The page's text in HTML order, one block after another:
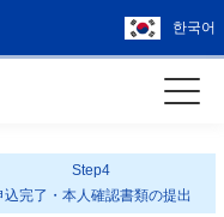
한국어
Step4
込完了・本人確認書類の提出